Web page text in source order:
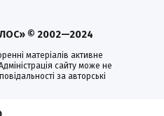
© 2002—2024
матеріалів активне
сайту може не
за авторські